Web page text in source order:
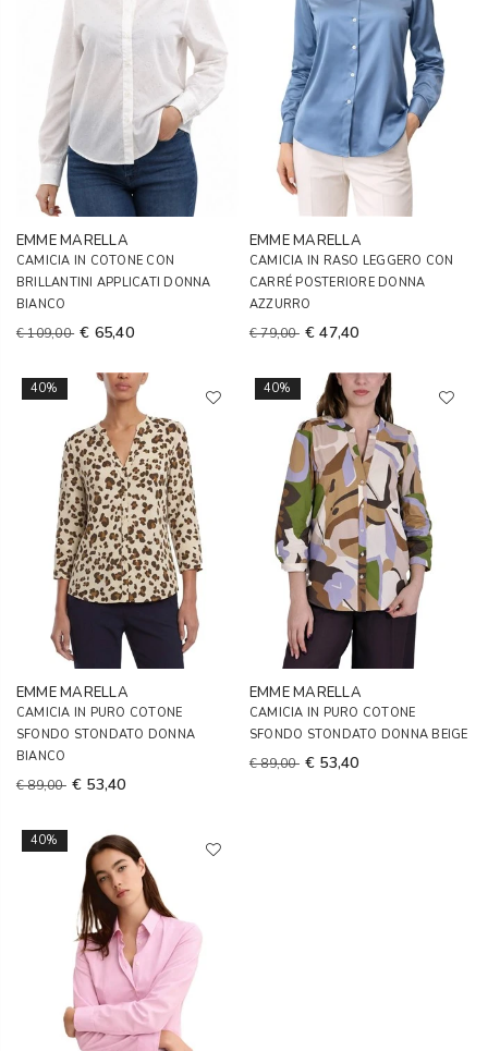
EMME MARELLA
CAMICIA IN COTONE CON
BRILLANTINI APPLICATI DONNA
BIANCO
€ 109,00 € 65,40
EMME MARELLA
CAMICIA IN RASO LEGGERO CON
CARRÉ POSTERIORE DONNA
AZZURRO
€ 79,00 € 47,40
40%
EMME MARELLA
CAMICIA IN PURO COTONE
SFONDO STONDATO DONNA
BIANCO
€ 89,00 € 53,40
40%
EMME MARELLA
CAMICIA IN PURO COTONE
SFONDO STONDATO DONNA BEIGE
€ 89,00 € 53,40
40%